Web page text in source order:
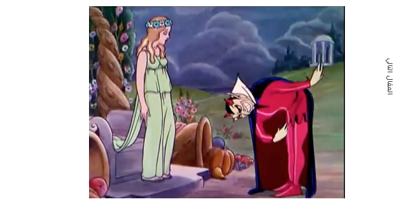
المقال التالي